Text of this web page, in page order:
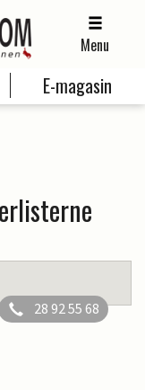
Menu
E-magasin
28 92 55 68